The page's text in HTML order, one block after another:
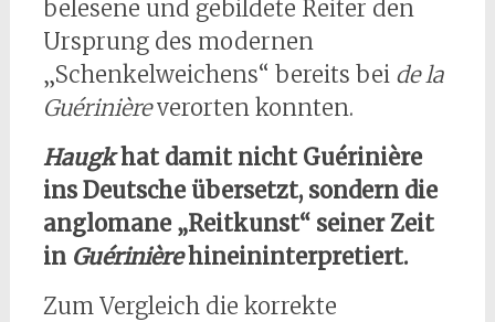
belesene und gebildete Reiter den
Ursprung des modernen
„Schenkelweichens“ bereits bei de la
Guérinièreverorten konnten.
Haugkhat damit nicht Guérinière
ins Deutsche übersetzt, sondern die
anglomane „Reitkunst“ seiner Zeit
in Guérinièrehineininterpretiert.
Zum Vergleich die korrekte